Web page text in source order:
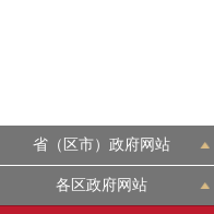
省（区市）政府网站
各区政府网站